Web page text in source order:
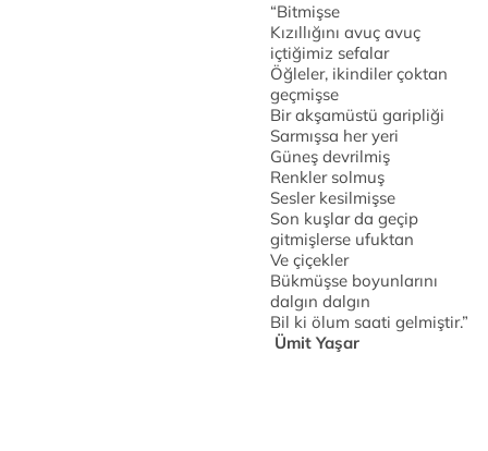
“Bitmişse
Kızıllığını avuç avuç
içtiğimiz sefalar
Öğleler, ikindiler çoktan
geçmişse
Bir akşamüstü garipliği
Sarmışsa her yeri
Güneş devrilmiş
Renkler solmuş
Sesler kesilmişse
Son kuşlar da geçip
gitmişlerse ufuktan
Ve çiçekler
Bükmüşse boyunlarını
dalgın dalgın
Bil ki ölum saati gelmiştir.”
Ümit Yaşar